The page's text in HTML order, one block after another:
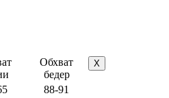
Обхват
бедер
X
88-91